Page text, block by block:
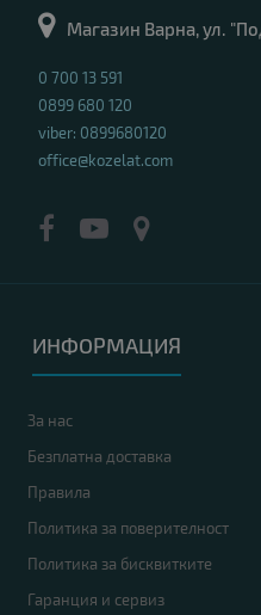
Магазин Варна, ул.
0 700 13 591
0899 680 120
viber: 0899680120
office@kozelat.com
ИНФОРМАЦИЯ
За нас
Безплатна доставка
Правила
Политика за поверителност
Политика за бисквитките
Гаранция и сервиз